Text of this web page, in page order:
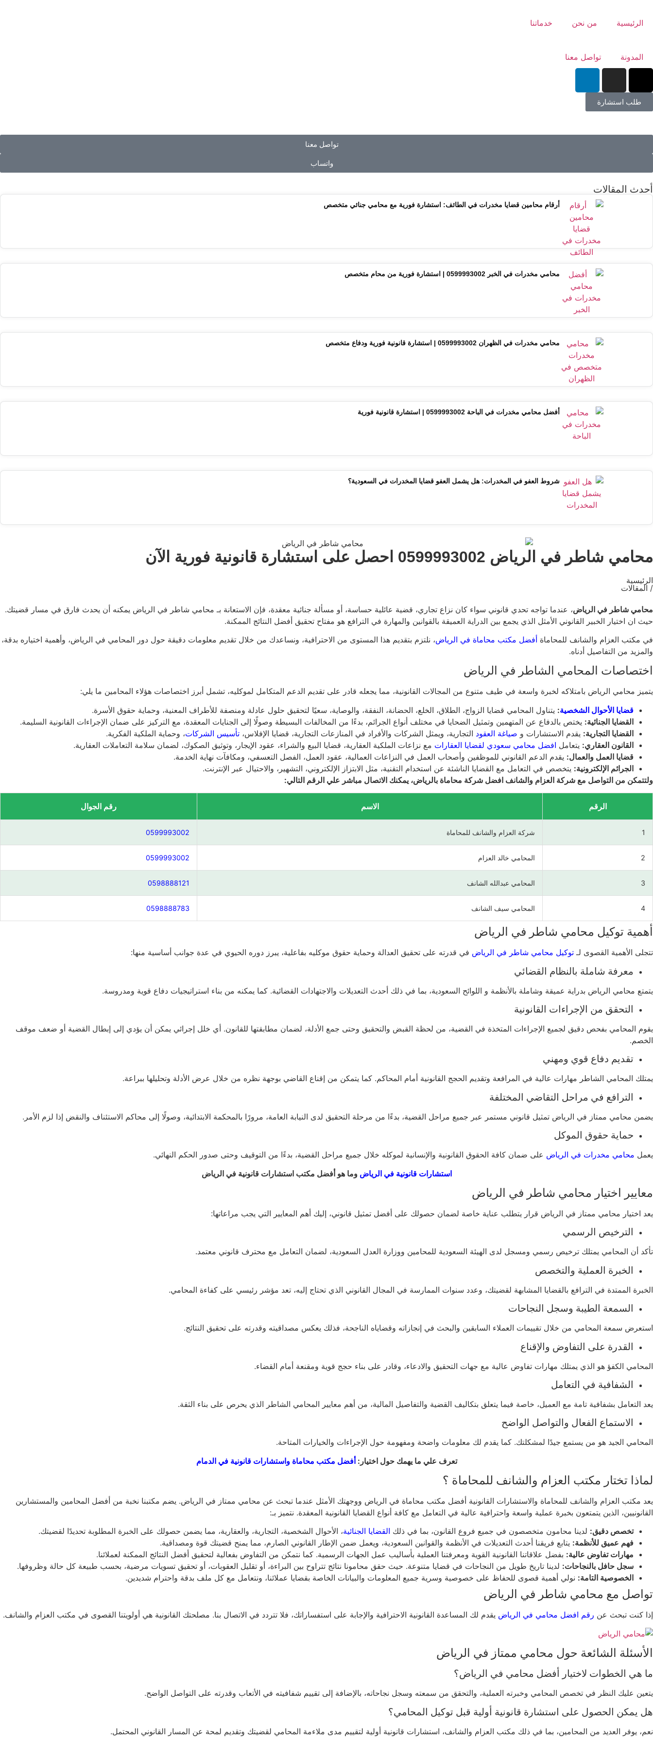
الرئيسية من نحن خدماتنا
المدونة تواصل معنا
طلب استشارة
تواصل معنا
واتساب
أحدث المقالات
أرقام محامين قضايا مخدرات في الطائف: استشارة فورية مع محامي جنائي متخصص
محامي مخدرات في الخبر 0599993002 | استشارة فورية من محام متخصص
محامي مخدرات في الظهران 0599993002 | استشارة قانونية فورية ودفاع متخصص
أفضل محامي مخدرات في الباحة 0599993002 | استشارة قانونية فورية
شروط العفو في المخدرات: هل يشمل العفو قضايا المخدرات في السعودية؟
محامي شاطر في الرياض 0599993002 احصل على استشارة قانونية فورية الآن
الرئيسية
/ المقالات
محامي شاطر في الرياض، عندما تواجه تحدي قانوني سواء كان نزاع تجاري، قضية عائلية حساسة، أو مسألة جنائية معقدة، فإن الاستعانة بـ محامي شاطر في الرياض يمكنه أن يحدث فارق في مسار قضيتك.
حيث ان اختيار الخبير القانوني الأمثل الذي يجمع بين الدراية العميقة بالقوانين والمهارة في الترافع هو مفتاح تحقيق أفضل النتائج الممكنة.
في مكتب العزام والشانف للمحاماة أفضل مكتب محاماة في الرياض، نلتزم بتقديم هذا المستوى من الاحترافية، ونساعدك من خلال تقديم معلومات دقيقة حول دور المحامي في الرياض، وأهمية اختياره بدقة،
والمزيد من التفاصيل أدناه.
اختصاصات المحامي الشاطر في الرياض
يتميز محامي الرياض بامتلاكه لخبرة واسعة في طيف متنوع من المجالات القانونية، مما يجعله قادر على تقديم الدعم المتكامل لموكليه، تشمل أبرز اختصاصات هؤلاء المحامين ما يلي:
قضايا الأحوال الشخصية: يتناول المحامي قضايا الزواج، الطلاق، الخلع، الحضانة، النفقة، والوصاية، سعيًا لتحقيق حلول عادلة ومنصفة للأطراف المعنية، وحماية حقوق الأسرة.
القضايا الجنائية: يختص بالدفاع عن المتهمين وتمثيل الضحايا في مختلف أنواع الجرائم، بدءًا من المخالفات البسيطة وصولًا إلى الجنايات المعقدة، مع التركيز على ضمان الإجراءات القانونية السليمة.
القضايا التجارية: يقدم الاستشارات و صياغة العقود التجارية، ويمثل الشركات والأفراد في المنازعات التجارية، قضايا الإفلاس، تأسيس الشركات، وحماية الملكية الفكرية.
القانون العقاري: يتعامل افضل محامي سعودي لقضايا العقارات مع نزاعات الملكية العقارية، قضايا البيع والشراء، عقود الإيجار، وتوثيق الصكوك، لضمان سلامة التعاملات العقارية.
قضايا العمل والعمال: يقدم الدعم القانوني للموظفين وأصحاب العمل في النزاعات العمالية، عقود العمل، الفصل التعسفي، ومكافآت نهاية الخدمة.
الجرائم الإلكترونية: يتخصص في التعامل مع القضايا الناشئة عن استخدام التقنية، مثل الابتزاز الإلكتروني، التشهير، والاحتيال عبر الإنترنت.
ولتتمكن من التواصل مع شركة العزام والشانف افضل شركة محاماة بالرياض، يمكنك الاتصال مباشر علي الرقم التالي:
الرقم الاسم رقم الجوال
1 شركة العزام والشانف للمحاماة 0599993002
2 المحامي خالد العزام 0599993002
3 المحامي عبدالله الشانف 0598888121
4 المحامي سيف الشانف 0598888783
أهمية توكيل محامي شاطر في الرياض
تتجلى الأهمية القصوى لـ توكيل محامي شاطر في الرياض في قدرته على تحقيق العدالة وحماية حقوق موكليه بفاعلية، يبرز دوره الحيوي في عدة جوانب أساسية منها:
معرفة شاملة بالنظام القضائي
يتمتع محامي الرياض بدراية عميقة وشاملة بالأنظمة و اللوائح السعودية، بما في ذلك أحدث التعديلات والاجتهادات القضائية. كما يمكنه من بناء استراتيجيات دفاع قوية ومدروسة.
التحقق من الإجراءات القانونية
يقوم المحامي بفحص دقيق لجميع الإجراءات المتخذة في القضية، من لحظة القبض والتحقيق وحتى جمع الأدلة، لضمان مطابقتها للقانون. أي خلل إجرائي يمكن أن يؤدي إلى إبطال القضية أو ضعف موقف
الخصم.
تقديم دفاع قوي ومهني
يمتلك المحامي الشاطر مهارات عالية في المرافعة وتقديم الحجج القانونية أمام المحاكم. كما يتمكن من إقناع القاضي بوجهة نظره من خلال عرض الأدلة وتحليلها ببراعة.
الترافع في مراحل التقاضي المختلفة
يضمن محامي ممتاز في الرياض تمثيل قانوني مستمر عبر جميع مراحل القضية، بدءًا من مرحلة التحقيق لدى النيابة العامة، مرورًا بالمحكمة الابتدائية، وصولًا إلى محاكم الاستئناف والنقض إذا لزم الأمر.
حماية حقوق الموكل
يعمل محامي مخدرات في الرياض على ضمان كافة الحقوق القانونية والإنسانية لموكله خلال جميع مراحل القضية، بدءًا من التوقيف وحتى صدور الحكم النهائي.
استشارات قانونية في الرياض وما هو أفضل مكتب استشارات قانونية في الرياض
معايير اختيار محامي شاطر في الرياض
يعد اختيار محامي ممتاز في الرياض قرار يتطلب عناية خاصة لضمان حصولك على أفضل تمثيل قانوني، إليك أهم المعايير التي يجب مراعاتها:
الترخيص الرسمي
تأكد أن المحامي يمتلك ترخيص رسمي ومسجل لدى الهيئة السعودية للمحامين ووزارة العدل السعودية، لضمان التعامل مع محترف قانوني معتمد.
الخبرة العملية والتخصص
الخبرة الممتدة في الترافع بالقضايا المشابهة لقضيتك، وعدد سنوات الممارسة في المجال القانوني الذي تحتاج إليه، تعد مؤشر رئيسي على كفاءة المحامي.
السمعة الطيبة وسجل النجاحات
استعرض سمعة المحامي من خلال تقييمات العملاء السابقين والبحث في إنجازاته وقضاياه الناجحة، فذلك يعكس مصداقيته وقدرته على تحقيق النتائج.
القدرة على التفاوض والإقناع
المحامي الكفؤ هو الذي يمتلك مهارات تفاوض عالية مع جهات التحقيق والادعاء، وقادر على بناء حجج قوية ومقنعة أمام القضاء.
الشفافية في التعامل
يعد التعامل بشفافية تامة مع العميل، خاصة فيما يتعلق بتكاليف القضية والتفاصيل المالية، من أهم معايير المحامي الشاطر الذي يحرص على بناء الثقة.
الاستماع الفعال والتواصل الواضح
المحامي الجيد هو من يستمع جيدًا لمشكلتك. كما يقدم لك معلومات واضحة ومفهومة حول الإجراءات والخيارات المتاحة.
تعرف علي ما يهمك حول اختيار: أفضل مكتب محاماة واستشارات قانونية في الدمام
لماذا تختار مكتب العزام والشانف للمحاماة ؟
يعد مكتب العزام والشانف للمحاماة والاستشارات القانونية أفضل مكتب محاماة في الرياض ووجهتك الأمثل عندما تبحث عن محامي ممتاز في الرياض. يضم مكتبنا نخبة من أفضل المحامين والمستشارين
القانونيين، الذين يتمتعون بخبرة عملية واسعة واحترافية عالية في التعامل مع كافة أنواع القضايا القانونية المعقدة. نتميز بـ:
تخصص دقيق: لدينا محامون متخصصون في جميع فروع القانون، بما في ذلك القضايا الجنائية، الأحوال الشخصية، التجارية، والعقارية، مما يضمن حصولك على الخبرة المطلوبة تحديدًا لقضيتك.
فهم عميق للأنظمة: يتابع فريقنا أحدث التعديلات في الأنظمة والقوانين السعودية، ويعمل ضمن الإطار القانوني الصارم، مما يمنح قضيتك قوة ومصداقية.
مهارات تفاوض عالية: بفضل علاقاتنا القانونية القوية ومعرفتنا العملية بأساليب عمل الجهات الرسمية. كما نتمكن من التفاوض بفعالية لتحقيق أفضل النتائج الممكنة لعملائنا.
سجل حافل بالنجاحات: لدينا تاريخ طويل من النجاحات في قضايا متنوعة. حيث حقق محامونا نتائج تتراوح بين البراءة، أو تقليل العقوبات، أو تحقيق تسويات مرضية، بحسب طبيعة كل حالة وظروفها.
الخصوصية التامة: نولي أهمية قصوى للحفاظ على خصوصية وسرية جميع المعلومات والبيانات الخاصة بقضايا عملائنا، ونتعامل مع كل ملف بدقة واحترام شديدين.
تواصل مع محامي شاطر في الرياض
إذا كنت تبحث عن رقم افضل محامي في الرياض يقدم لك المساعدة القانونية الاحترافية والإجابة على استفساراتك، فلا تتردد في الاتصال بنا. مصلحتك القانونية هي أولويتنا القصوى في مكتب العزام والشانف.
الأسئلة الشائعة حول محامي ممتاز في الرياض
ما هي الخطوات لاختيار أفضل محامي في الرياض؟
يتعين عليك النظر في تخصص المحامي وخبرته العملية، والتحقق من سمعته وسجل نجاحاته، بالإضافة إلى تقييم شفافيته في الأتعاب وقدرته على التواصل الواضح.
هل يمكن الحصول على استشارة قانونية أولية قبل توكيل المحامي؟
نعم، يوفر العديد من المحامين، بما في ذلك مكتب العزام والشانف، استشارات قانونية أولية لتقييم مدى ملاءمة المحامي لقضيتك وتقديم لمحة عن المسار القانوني المحتمل.